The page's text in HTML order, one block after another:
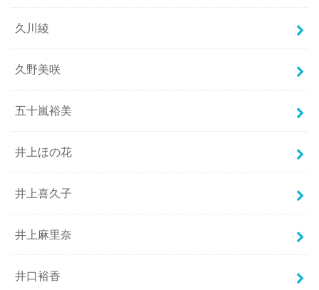
久川綾
久野美咲
五十嵐裕美
井上ほの花
井上喜久子
井上麻里奈
井口裕香